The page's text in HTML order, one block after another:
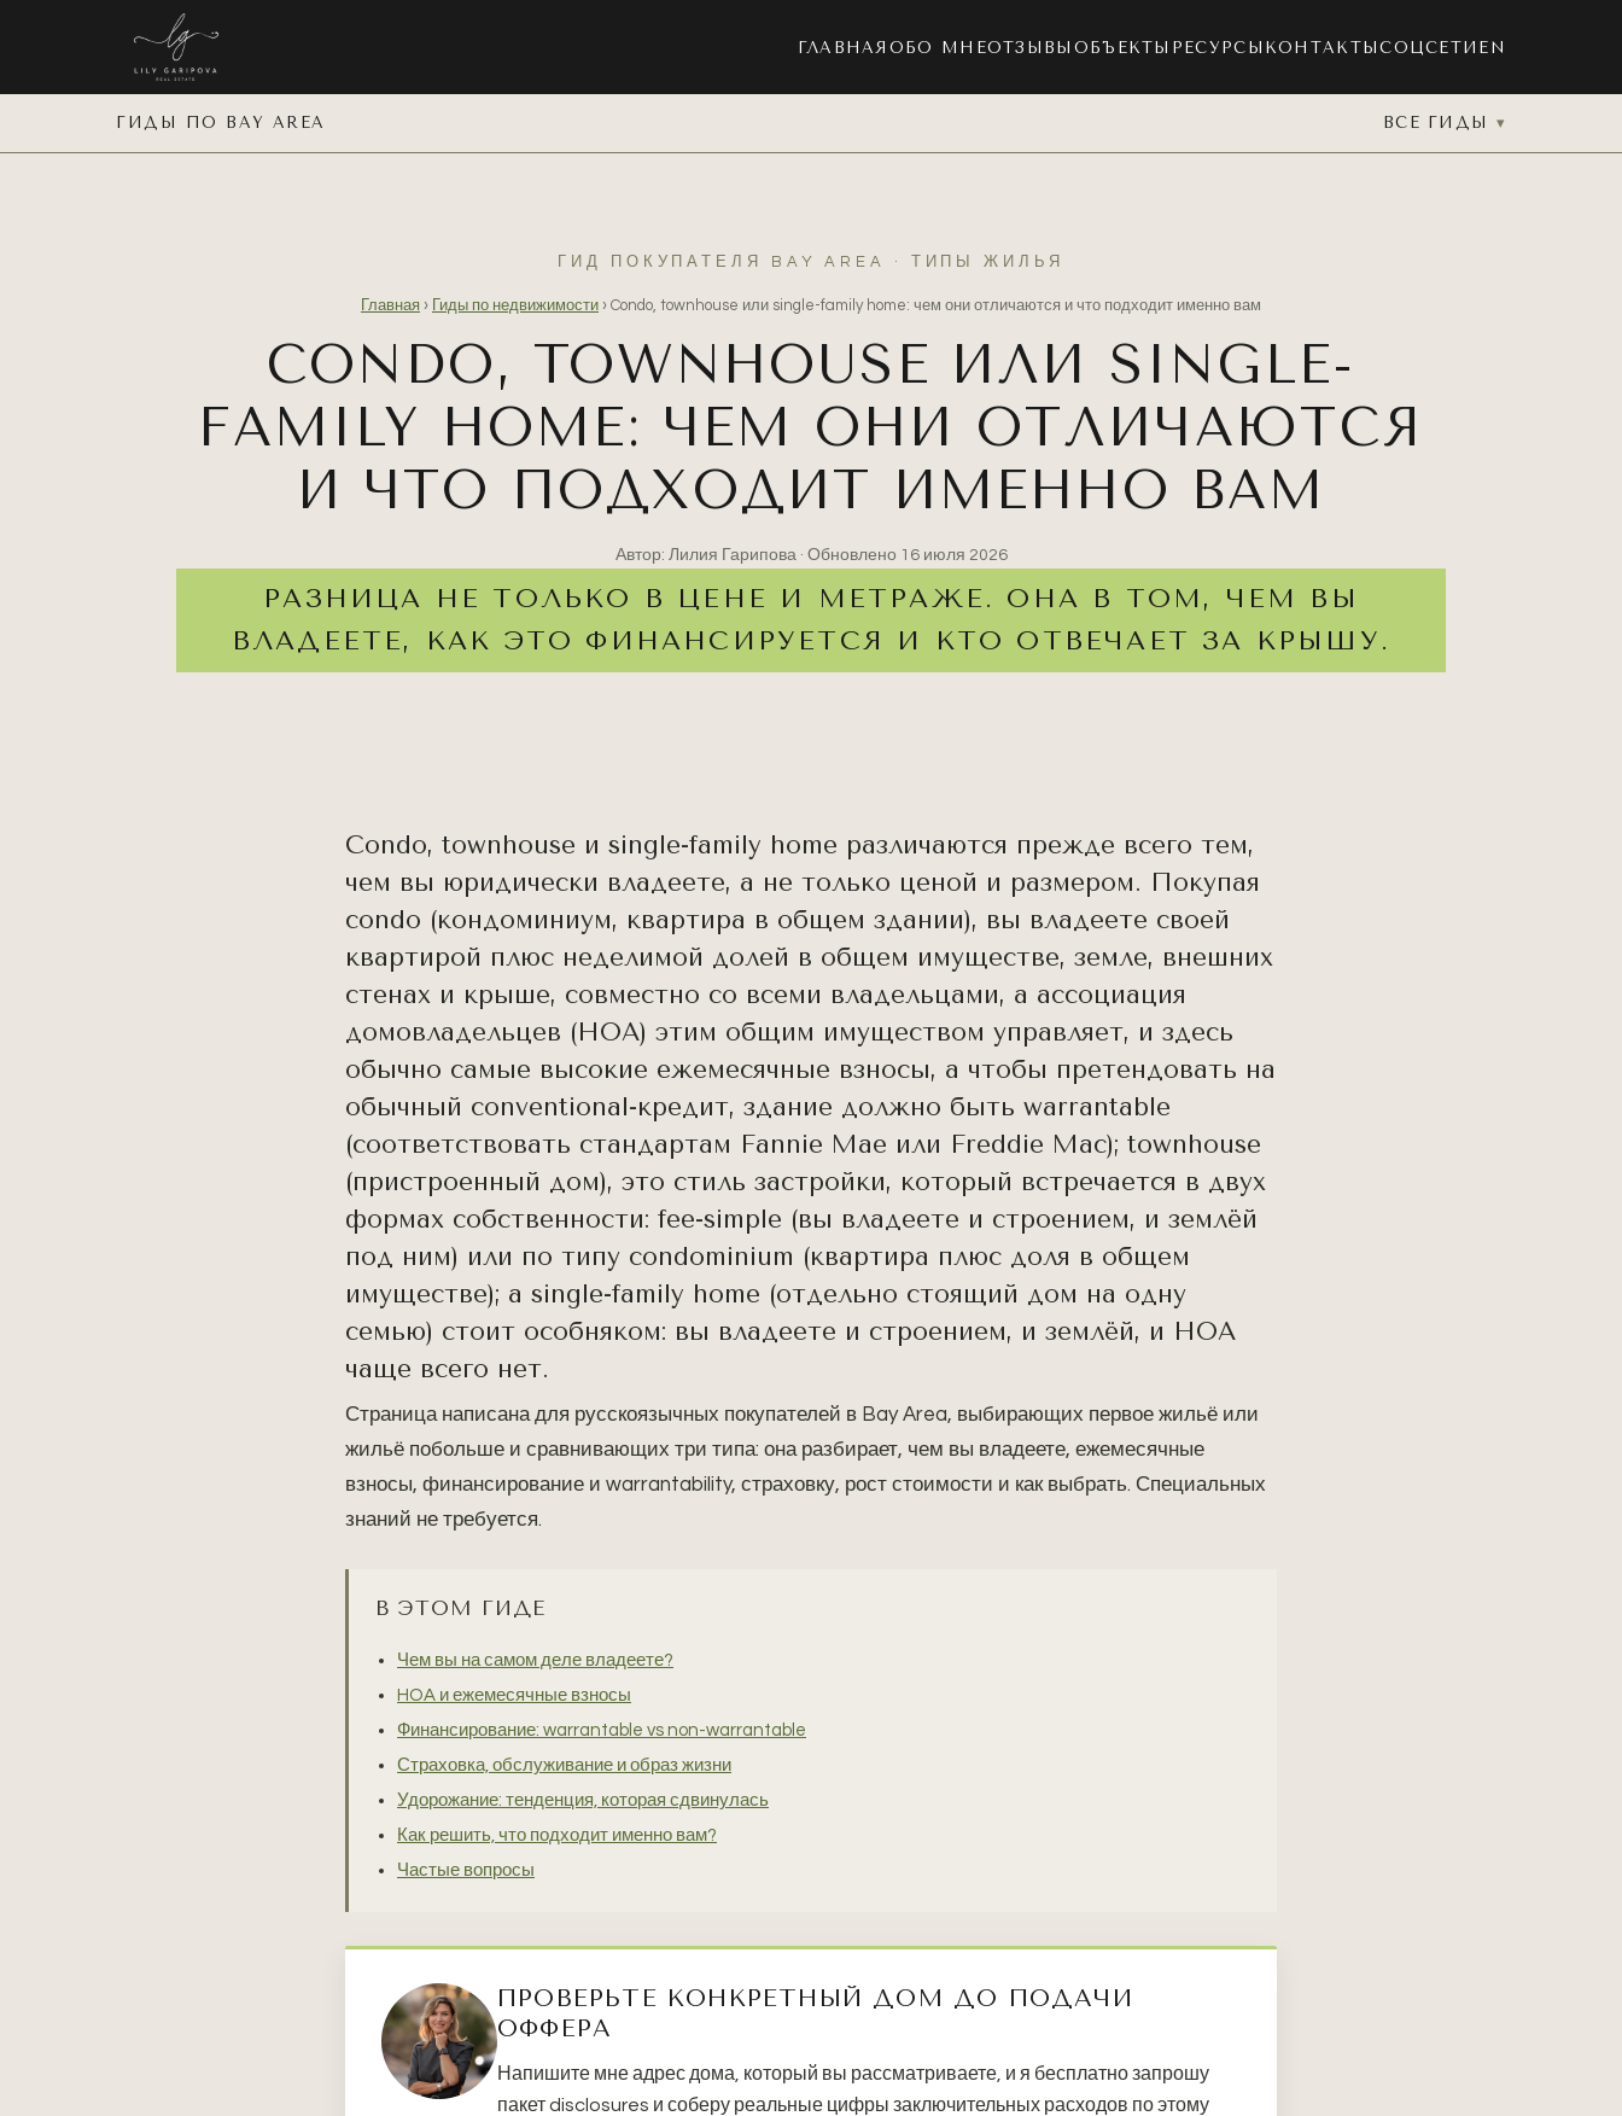
ГЛАВНАЯ ОБО МНЕОТЗЫВЫ ОБЪЕКТЫ РЕСУРСЫ КОНТАКТЫСОЦСЕТИ EN
ГИДЫ ПО BAY AREA ВСЕ ГИДЫ
ГИД ПОКУПАТЕЛЯ BAY AREA · ТИПЫ ЖИЛЬЯ
Главная › Гиды по недвижимости › Condo, townhouse или single-family home: чем они отличаются и что подходит именно вам
CONDO, TOWNHOUSE ИЛИ SINGLE-
FAMILY HOME: ЧЕМ ОНИ ОТЛИЧАЮТСЯ
И ЧТО ПОДХОДИТ ИМЕННО ВАМ
Автор: Лилия Гарипова · Обновлено 16 июля 2026
РАЗНИЦА НЕ ТОЛЬКО В ЦЕНЕ И МЕТРАЖЕ. ОНА В ТОМ, ЧЕМ ВЫ
ВЛАДЕЕТЕ, КАК ЭТО ФИНАНСИРУЕТСЯ И КТО ОТВЕЧАЕТ ЗА КРЫШУ.
Condo, townhouse и single-family home различаются прежде всего тем,
чем вы юридически владеете, а не только ценой и размером. Покупая
condo (кондоминиум, квартира в общем здании), вы владеете своей
квартирой плюс неделимой долей в общем имуществе, земле, внешних
стенах и крыше, совместно со всеми владельцами, а ассоциация
домовладельцев (HOA) этим общим имуществом управляет, и здесь
обычно самые высокие ежемесячные взносы, а чтобы претендовать на
обычный conventional-кредит, здание должно быть warrantable
(соответствовать стандартам Fannie Mae или Freddie Mac); townhouse
(пристроенный дом), это стиль застройки, который встречается в двух
формах собственности: fee-simple (вы владеете и строением, и землёй
под ним) или по типу condominium (квартира плюс доля в общем
имуществе); а single-family home (отдельно стоящий дом на одну
семью) стоит особняком: вы владеете и строением, и землёй, и HOA
чаще всего нет.
Страница написана для русскоязычных покупателей в Bay Area, выбирающих первое жильё или
жильё побольше и сравнивающих три типа: она разбирает, чем вы владеете, ежемесячные
взносы, финансирование и warrantability, страховку, рост стоимости и как выбрать. Специальных
знаний не требуется.
В ЭТОМ ГИДЕ
Чем вы на самом деле владеете?
HOA и ежемесячные взносы
Финансирование: warrantable vs non-warrantable
Страховка, обслуживание и образ жизни
Удорожание: тенденция, которая сдвинулась
Как решить, что подходит именно вам?
Частые вопросы
ПРОВЕРЬТЕ КОНКРЕТНЫЙ ДОМ ДО ПОДАЧИ
ОФФЕРА
Напишите мне адрес дома, который вы рассматриваете, и я бесплатно запрошу
пакет disclosures и соберу реальные цифры заключительных расходов по этому